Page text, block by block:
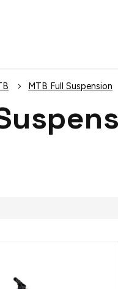
MTB Full Suspension